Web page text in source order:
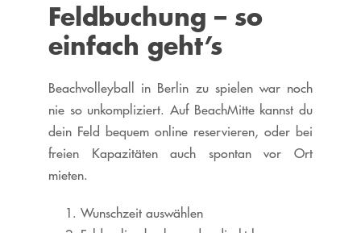
Feldbuchung – so
einfach geht’s
Beachvolleyball in Berlin zu spielen war noch
nie so unkompliziert. Auf BeachMitte kannst du
dein Feld bequem online reservieren, oder bei
freien Kapazitäten auch spontan vor Ort
mieten.
Wunschzeit auswählen